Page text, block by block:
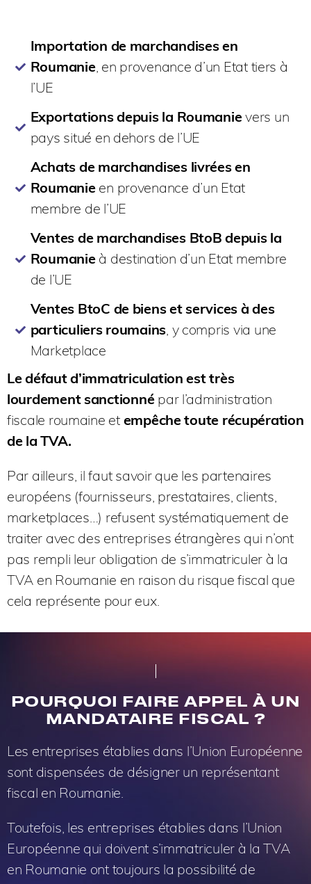
Importation de marchandises en
Roumanie, en provenance d’un Etat tiers à
l’UE
Exportations depuis la Roumanievers un
pays situé en dehors de l’UE
Achats de marchandises livrées en
Roumanieen provenance d’un Etat
membre de l’UE
Ventes de marchandises BtoB depuis la
Roumanieà destination d’un Etat membre
de l’UE
Ventes BtoC de biens et services à des
particuliers roumains, y compris via une
Marketplace
Le défaut d’immatriculation est très
lourdement sanctionné par l’administration
fiscale roumaine et empêche toute récupération
de la TVA.
Par ailleurs, il faut savoir que les partenaires
européens (fournisseurs, prestataires, clients,
marketplaces…) refusent systématiquement de
traiter avec des entreprises étrangères qui n’ont
pas rempli leur obligation de s’immatriculer à la
TVA en Roumanie en raison du risque fiscal que
cela représente pour eux.
POURQUOI FAIRE APPEL À UN
MANDATAIRE FISCAL ?
Les entreprises établies dans l’Union Européenne
sont dispensées de désigner un représentant
fiscal en Roumanie.
Toutefois, les entreprises établies dans l’Union
Européenne qui doivent s’immatriculer à la TVA
en Roumanie ont toujours la possibilité de